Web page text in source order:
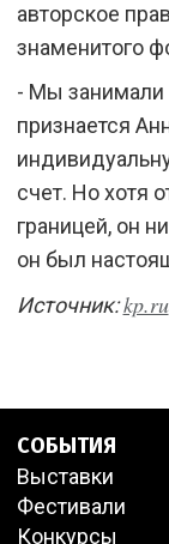
авторское
знаменитого
- Мы занимали
признается
счет. Но хотя
границей, он
он был
Источник:kp.ru
СОБЫТИЯ
Выставки
Фестивали
Конкурсы